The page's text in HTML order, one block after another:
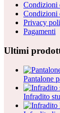
Condizioni
Condizioni
Privacy
Pagamenti
Ultimi
Pantalone
Infradito